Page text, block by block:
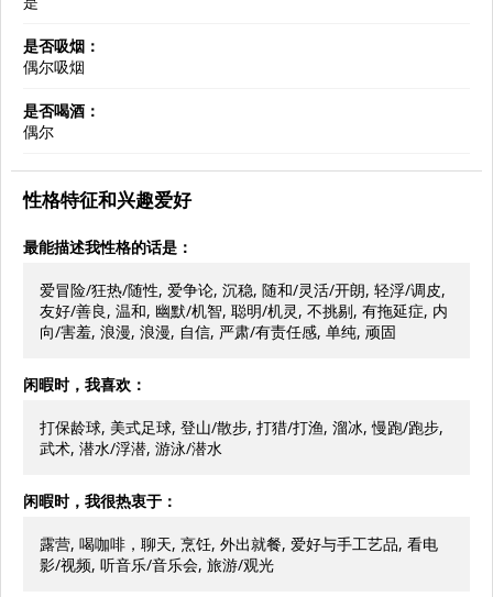
是否吸烟：
偶尔吸烟
是否喝酒：
偶尔
性格特征和兴趣爱好
最能描述我性格的话是：
爱冒险/狂热/随性, 爱争论, 沉稳, 随和/灵活/开朗, 轻浮/调皮,
友好/善良, 温和, 幽默/机智, 聪明/机灵, 不挑剔, 有拖延症, 内
向/害羞, 浪漫, 浪漫, 自信, 严肃/有责任感, 单纯, 顽固
闲暇时，我喜欢：
打保龄球, 美式足球, 登山/散步, 打猎/打渔, 溜冰, 慢跑/跑步,
武术, 潜水/浮潜, 游泳/潜水
闲暇时，我很热衷于：
露营, 喝咖啡，聊天, 烹饪, 外出就餐, 爱好与手工艺品, 看电
影/视频, 听音乐/音乐会, 旅游/观光